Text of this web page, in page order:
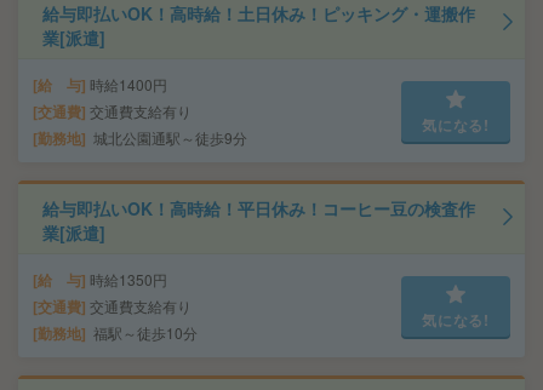
給与即払いOK！高時給！土日休み！ピッキング・運搬作
業[派遣]
給 与 時給1400円
交通費 交通費支給有り
勤務地 城北公園通駅～徒歩9分
気になる!
給与即払いOK！高時給！平日休み！コーヒー豆の検査作
業[派遣]
給 与 時給1350円
交通費 交通費支給有り
勤務地 福駅～徒歩10分
気になる!